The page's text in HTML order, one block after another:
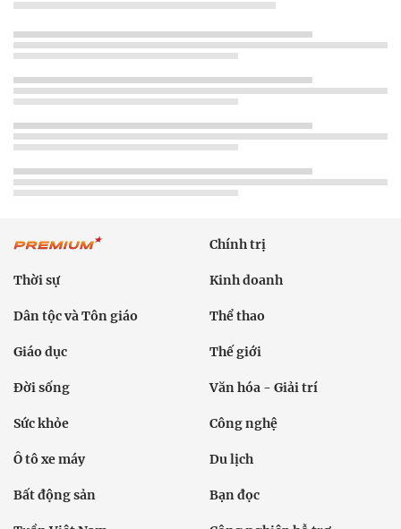
Chính trị
Thời sự Kinh doanh
Dân tộc và Tôn giáo Thể thao
Giáo dục Thế giới
Đời sống Văn hóa - Giải trí
Sức khỏe Công nghệ
Ô tô xe máy Du lịch
Bất động sản Bạn đọc